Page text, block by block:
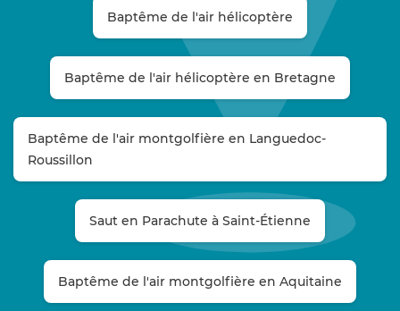
Baptême de l'air hélicoptère
Baptême de l'air hélicoptère en Bretagne
Baptême de l'air montgolfière en Languedoc-
Roussillon
Saut en Parachute à Saint-Étienne
Baptême de l'air montgolfière en Aquitaine